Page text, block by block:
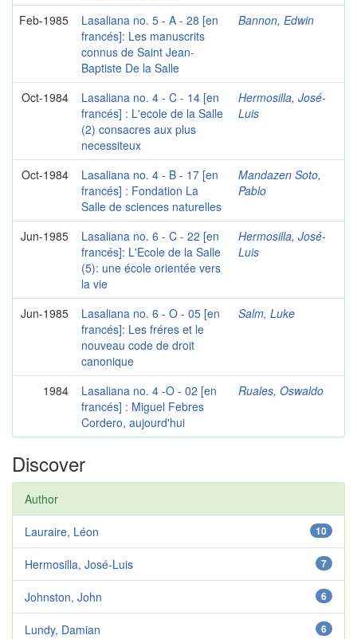
Feb-1985
Lasaliana no. 5 - A - 28 [en
francés]: Les manuscrits
connus de Saint Jean-
Baptiste De la Salle
Bannon, Edwin
Oct-1984
Lasaliana no. 4 - C - 14 [en
francés] : L'ecole de la Salle
(2) consacres aux plus
necessiteux
Hermosilla, José-
Luis
Oct-1984
Lasaliana no. 4 - B - 17 [en
francés] : Fondation La
Salle de sciences naturelles
Mandazen Soto,
Pablo
Jun-1985
Lasaliana no. 6 - C - 22 [en
francés]: L'Ecole de la Salle
(5): une école orientée vers
la vie
Hermosilla, José-
Luis
Jun-1985
Lasaliana no. 6 - O - 05 [en
francés]: Les fréres et le
nouveau code de droit
canonique
Salm, Luke
1984
Lasaliana no. 4 -O - 02 [en
francés] : Miguel Febres
Cordero, aujourd'hui
Ruales, Oswaldo
Discover
Author
10
Lauraire, Léon
7
Hermosilla, José-Luis
6
Johnston, John
6
Lundy, Damian